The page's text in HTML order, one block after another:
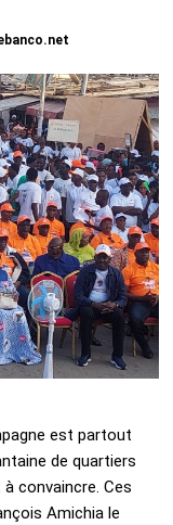
est partout
de quartiers
convaincre. Ces
Amichia le